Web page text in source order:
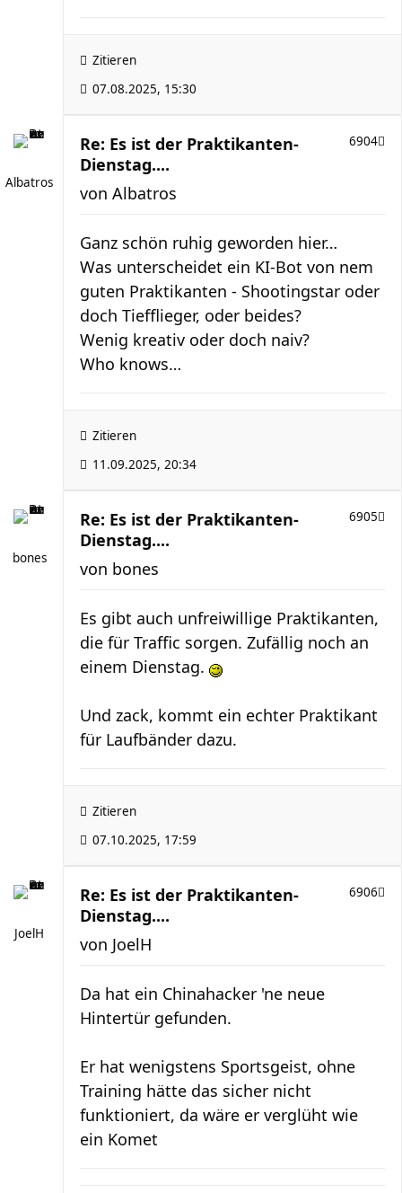
Zitieren
07.08.2025, 15:30
Albatros
Re: Es ist der Praktikanten-
Dienstag....
6904
von Albatros
Ganz schön ruhig geworden hier…
Was unterscheidet ein KI-Bot von nem
guten Praktikanten - Shootingstar oder
doch Tiefflieger, oder beides?
Wenig kreativ oder doch naiv?
Who knows…
Zitieren
11.09.2025, 20:34
bones
Re: Es ist der Praktikanten-
Dienstag....
6905
von bones
Es gibt auch unfreiwillige Praktikanten,
die für Traffic sorgen. Zufällig noch an
einem Dienstag.
Und zack, kommt ein echter Praktikant
für Laufbänder dazu.
Zitieren
07.10.2025, 17:59
JoelH
Re: Es ist der Praktikanten-
Dienstag....
6906
von JoelH
Da hat ein Chinahacker 'ne neue
Hintertür gefunden.
Er hat wenigstens Sportsgeist, ohne
Training hätte das sicher nicht
funktioniert, da wäre er verglüht wie
ein Komet